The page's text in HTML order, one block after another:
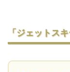
「ジェットス